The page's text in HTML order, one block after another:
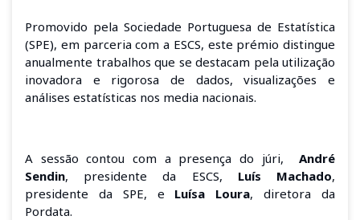
Promovido pela Sociedade Portuguesa de Estatística
(SPE), em parceria com a ESCS, este prémio distingue
anualmente trabalhos que se destacam pela utilização
inovadora e rigorosa de dados, visualizações e
análises estatísticas nos media nacionais.
A sessão contou com a presença do júri, André
Sendin, presidente da ESCS, Luís Machado,
presidente da SPE, e Luísa Loura, diretora da
Pordata.